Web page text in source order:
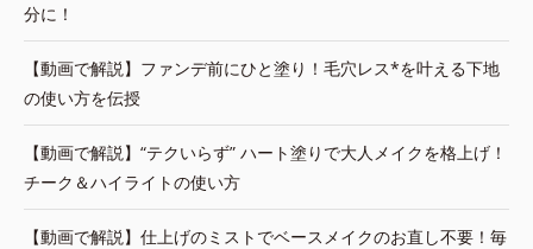
分に！
【動画で解説】ファンデ前にひと塗り！毛穴レス*を叶える下地
の使い方を伝授
【動画で解説】“テクいらず” ハート塗りで大人メイクを格上げ！
チーク＆ハイライトの使い方
【動画で解説】仕上げのミストでベースメイクのお直し不要！毎